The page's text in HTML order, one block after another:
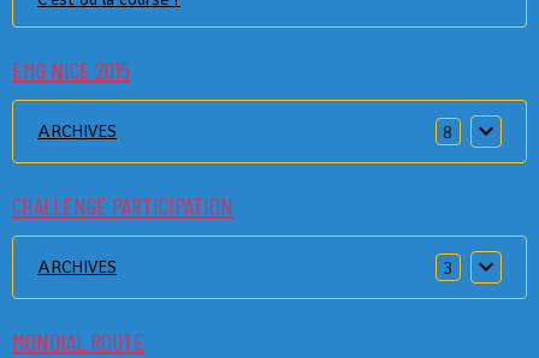
EMG NICE 2015
ARCHIVES 8
CHALLENGE PARTICIPATION
ARCHIVES 3
MONDIAL ROUTE